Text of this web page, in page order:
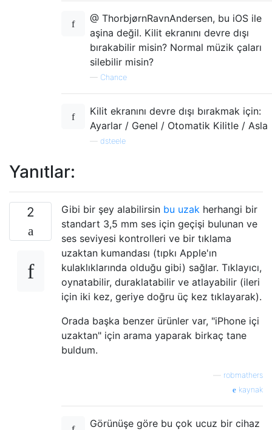
@ ThorbjørnRavnAndersen, bu iOS ile
aşina değil. Kilit ekranını devre dışı
bırakabilir misin? Normal müzik çaları
silebilir misin?
— Chance
Kilit ekranını devre dışı bırakmak için:
Ayarlar / Genel / Otomatik Kilitle / Asla
dsteele
Yanıtlar:
2 Gibi bir şey alabilirsin bu uzak herhangi bir
standart 3,5 mm ses için geçişi bulunan ve
ses seviyesi kontrolleri ve bir tıklama
uzaktan kumandası (tıpkı Apple'ın
kulaklıklarında olduğu gibi) sağlar. Tıklayıcı,
oynatabilir, duraklatabilir ve atlayabilir (ileri
için iki kez, geriye doğru üç kez tıklayarak).
Orada başka benzer ürünler var, "iPhone içi
uzaktan" için arama yaparak birkaç tane
buldum.
robmathers
kaynak
Görünüşe göre bu çok ucuz bir cihaz